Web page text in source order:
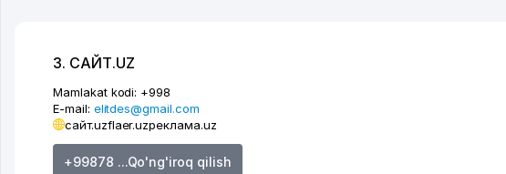
3. САЙТ.UZ
Mamlakat kodi: +998
E-mail: elitdes@gmail.com
сайт.uzflaer.uzреклама.uz
+99878 ...Qo'ng'iroq qilish